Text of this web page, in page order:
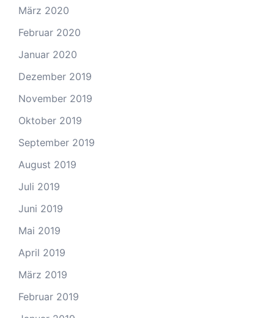
März 2020
Februar 2020
Januar 2020
Dezember 2019
November 2019
Oktober 2019
September 2019
August 2019
Juli 2019
Juni 2019
Mai 2019
April 2019
März 2019
Februar 2019